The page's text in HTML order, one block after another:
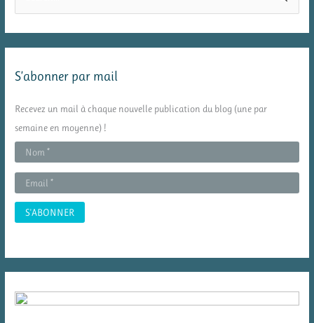
r
:
S’abonner par mail
Recevez un mail à chaque nouvelle publication du blog (une par
semaine en moyenne) !